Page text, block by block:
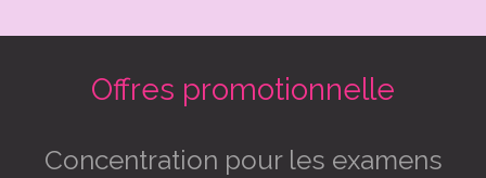
Offres promotionnelle
Concentration pour les examens